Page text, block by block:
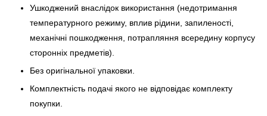
Ушкоджений внаслідок використання (недотримання
температурного режиму, вплив рідини, запиленості,
механічні пошкодження, потрапляння всередину корпусу
сторонніх предметів).
Без оригінальної упаковки.
Комплектність подачі якого не відповідає комплекту
покупки.